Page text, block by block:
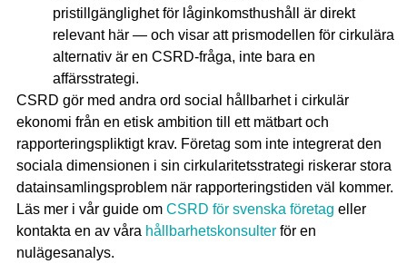
pristillgänglighet för låginkomsthushåll är direkt
relevant här — och visar att prismodellen för cirkulära
alternativ är en CSRD-fråga, inte bara en
affärsstrategi.
CSRD gör med andra ord social hållbarhet i cirkulär
ekonomi från en etisk ambition till ett mätbart och
rapporteringspliktigt krav. Företag som inte integrerat den
sociala dimensionen i sin cirkularitetsstrategi riskerar stora
datainsamlingsproblem när rapporteringstiden väl kommer.
Läs mer i vår guide om CSRD för svenska företag eller
kontakta en av våra hållbarhetskonsulter för en
nulägesanalys.